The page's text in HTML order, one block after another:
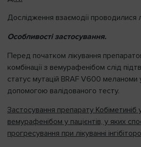
Дослідження взаємодії
Особливості застосування.
Перед початком лікування
комбінації з вемурафенібом слід
статус мутацій BRAF V600 меланоми
допомогою валідованого тесту.
Застосування препарату Кобіметиніб
вемурафенібом у пацієнтів, у яких
прогресування при лікуванні